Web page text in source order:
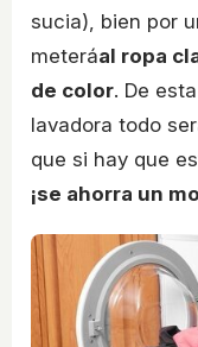
sucia), bien por
meteráal ropa
de color. De
lavadora todo
que si hay que
¡se ahorra un